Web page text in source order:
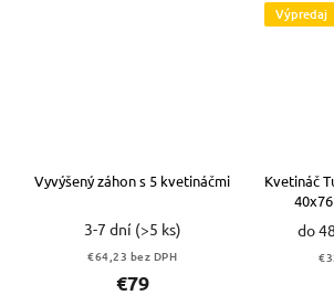
Vyvýšený záhon s 5 kvetináčmi
3-7 dní (>5 ks)
€64,23 bez DPH
€79
Výpredaj
Kvetináč
do